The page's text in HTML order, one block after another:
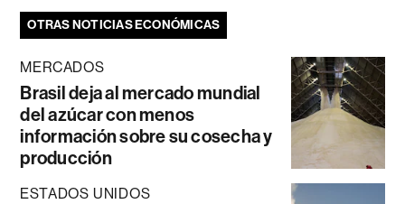
OTRAS NOTICIAS ECONÓMICAS
MERCADOS
Brasil deja al mercado mundial
del azúcar con menos
información sobre su cosecha y
producción
ESTADOS UNIDOS